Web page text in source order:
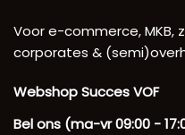
Voor e-commerce, MKB,
corporates &
Webshop Succes VOF
Bel ons (ma-vr 09:00 -